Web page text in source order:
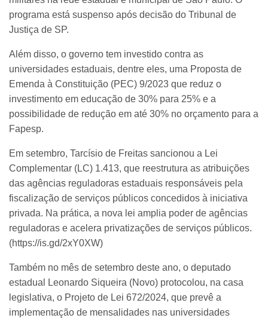
programa está suspenso após decisão do Tribunal de
Justiça de SP.
Além disso, o governo tem investido contra as
universidades estaduais, dentre eles, uma Proposta de
Emenda à Constituição (PEC) 9/2023 que reduz o
investimento em educação de 30% para 25% e a
possibilidade de redução em até 30% no orçamento para a
Fapesp.
Em setembro, Tarcísio de Freitas sancionou a Lei
Complementar (LC) 1.413, que reestrutura as atribuições
das agências reguladoras estaduais responsáveis pela
fiscalização de serviços públicos concedidos à iniciativa
privada. Na prática, a nova lei amplia poder de agências
reguladoras e acelera privatizações de serviços públicos.
(https://is.gd/2xY0XW)
Também no mês de setembro deste ano, o deputado
estadual Leonardo Siqueira (Novo) protocolou, na casa
legislativa, o Projeto de Lei 672/2024, que prevê a
implementação de mensalidades nas universidades